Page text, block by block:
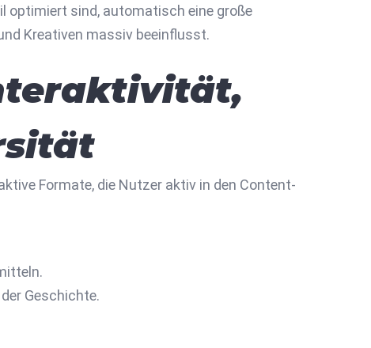
optimiert sind, automatisch eine große
Kreativen massiv beeinflusst.
Formate, die Nutzer aktiv in den Content-
Geschichte.